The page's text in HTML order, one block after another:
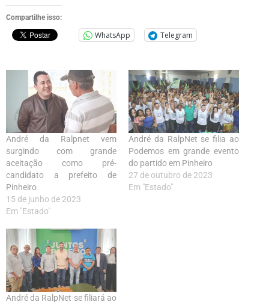
Compartilhe isso:
WhatsApp Telegram
André da Ralpnet vem
surgindo com grande
aceitação como pré-
candidato a prefeito de
Pinheiro
15 de junho de 2023
Em "Estado"
André da RalpNet se filia ao
Podemos em grande evento
do partido em Pinheiro
27 de outubro de 2023
Em "Estado"
André da RalpNet se filiará ao